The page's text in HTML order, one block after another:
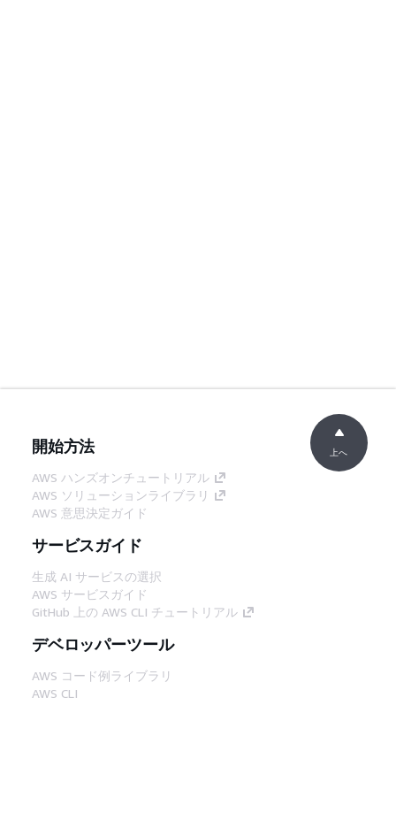
開始方法
AWS ハンズオンチュートリアル
AWS ソリューションライブラリ
AWS 意思決定ガイド
サービスガイド
生成 AI サービスの選択
AWS サービスガイド
GitHub 上の AWS CLI チュートリアル
デベロッパーツール
AWS コード例ライブラリ
AWS CLI
上へ